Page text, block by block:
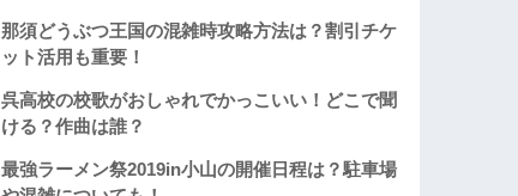
那須どうぶつ王国の混雑時攻略方法は？割引チケ
ット活用も重要！
呉高校の校歌がおしゃれでかっこいい！どこで聞
ける？作曲は誰？
最強ラーメン祭2019in小山の開催日程は？駐車場